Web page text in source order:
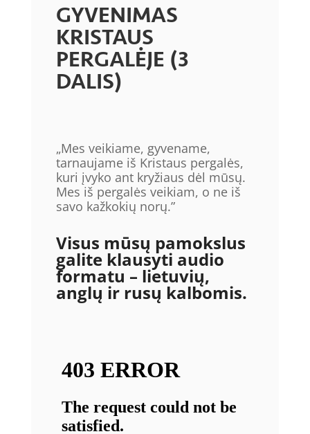
GYVENIMAS
KRISTAUS
PERGALĖJE (3
DALIS)
„Mes veikiame, gyvename,
tarnaujame iš Kristaus pergalės,
kuri įvyko ant kryžiaus dėl mūsų.
Mes iš pergalės veikiam, o ne iš
savo kažkokių norų.”
Visus mūsų pamokslus
galite klausyti audio
formatu – lietuvių,
anglų ir rusų kalbomis.